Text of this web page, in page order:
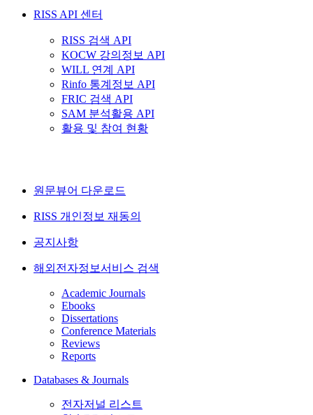
RISS API 센터
RISS 검색 API
KOCW 강의정보 API
WILL 연계 API
Rinfo 통계정보 API
FRIC 검색 API
SAM 분석활용 API
활용 및 참여 현황
원문뷰어 다운로드
RISS 개인정보 재동의
공지사항
해외전자정보서비스 검색
Academic Journals
Ebooks
Dissertations
Conference Materials
Reviews
Reports
Databases & Journals
전자저널 리스트